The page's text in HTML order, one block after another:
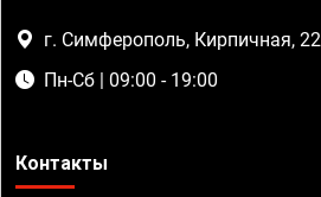
г. Симферополь, Кирпичная, 22
Пн-Сб | 09:00 - 19:00
Контакты